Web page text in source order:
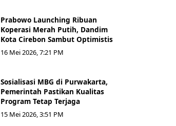
Prabowo Launching Ribuan
Koperasi Merah Putih, Dandim
Kota Cirebon Sambut Optimistis
16 Mei 2026, 7:21 PM
Sosialisasi MBG di Purwakarta,
Pemerintah Pastikan Kualitas
Program Tetap Terjaga
15 Mei 2026, 3:51 PM